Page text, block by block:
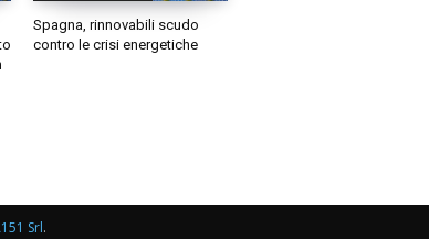
Spagna, rinnovabili scudo
contro le crisi energetiche
Srl.